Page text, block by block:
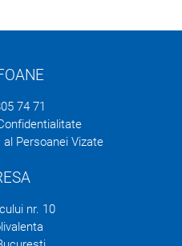
74 71
Persoanei Vizate
nr. 10